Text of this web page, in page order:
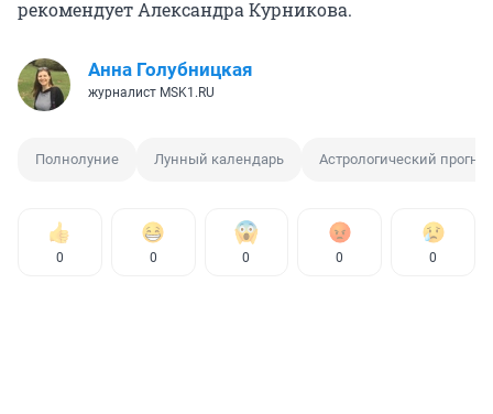
рекомендует Александра Курникова.
Анна Голубницкая
журналист MSK1.RU
Полнолуние Лунный календарь Астрологический прогноз
0 0 0 0 0